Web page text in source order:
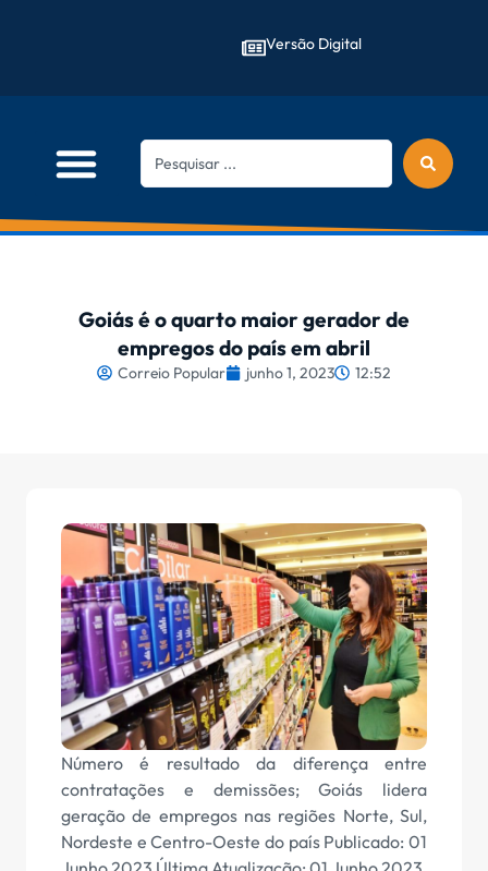
Versão Digital
Goiás é o quarto maior gerador de
empregos do país em abril
Correio Popular junho 1, 2023 12:52
Número é resultado da diferença entre
contratações e demissões; Goiás lidera
geração de empregos nas regiões Norte, Sul,
Nordeste e Centro-Oeste do país Publicado: 01